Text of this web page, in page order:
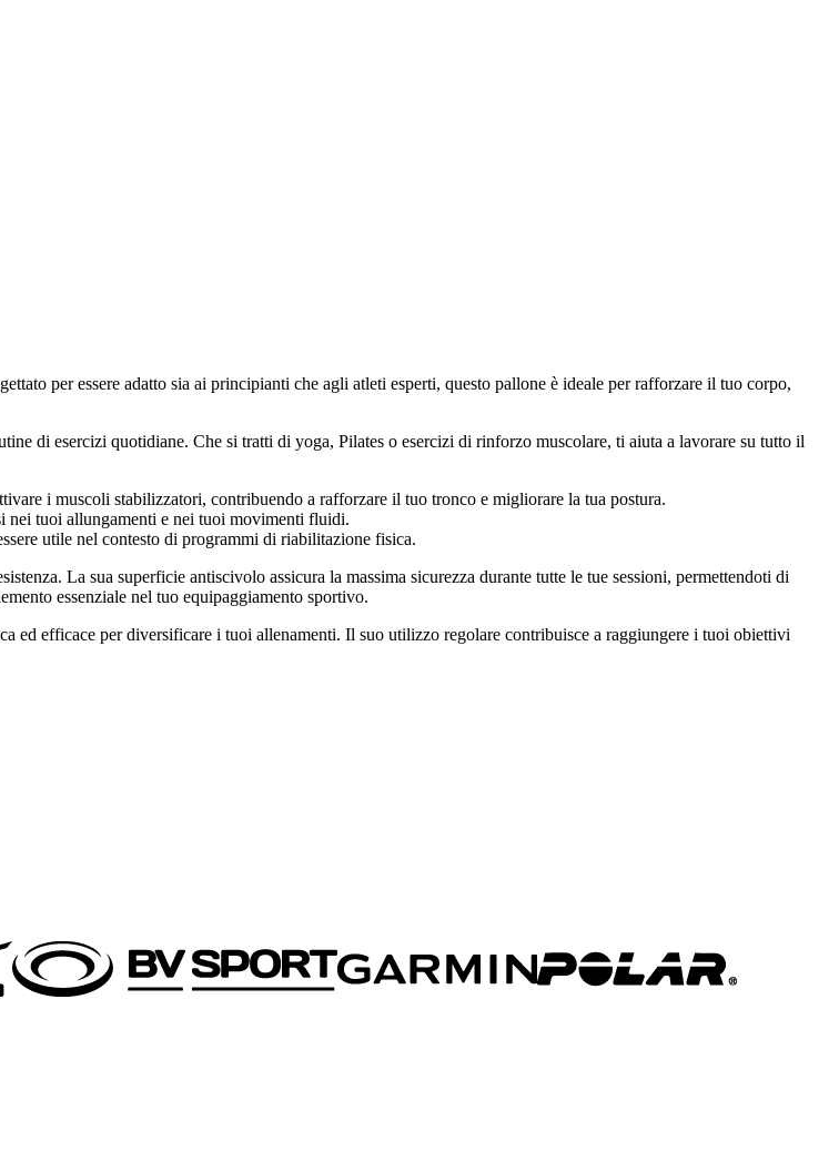
per essere adatto sia ai principianti che agli atleti esperti, questo pallone è ideale per rafforzare il tuo corpo,
di esercizi quotidiane. Che si tratti di yoga, Pilates o esercizi di rinforzo muscolare, ti aiuta a lavorare su tutto il
i muscoli stabilizzatori, contribuendo a rafforzare il tuo tronco e migliorare la tua postura.
nei tuoi allungamenti e nei tuoi movimenti fluidi.
utile nel contesto di programmi di riabilitazione fisica.
La sua superficie antiscivolo assicura la massima sicurezza durante tutte le tue sessioni, permettendoti di
essenziale nel tuo equipaggiamento sportivo.
ed efficace per diversificare i tuoi allenamenti. Il suo utilizzo regolare contribuisce a raggiungere i tuoi obiettivi